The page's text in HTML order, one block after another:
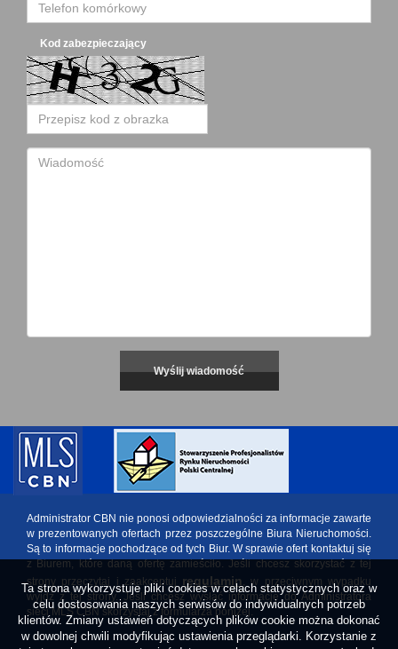
Kod zabezpieczający
Administrator CBN nie ponosi odpowiedzialności za informacje zawarte
w prezentowanych ofertach przez poszczególne Biura Nieruchomości.
Są to informacje pochodzące od tych Biur. W sprawie ofert kontaktuj się
z Biurem, które daną ofertę zamieściło. Jeśli chcesz skorzystać z tej
strony przeczytaj i zaakceptuj regulamin, w przeciwnym wypadku
wyjdź z tej strony. Jeśli chcesz wysłać informację do Administratora
sieci MLS CBN skorzystaj z formularza poniżej.
Ta strona wykorzystuje pliki cookies w celach statystycznych oraz w
celu dostosowania naszych serwisów do indywidualnych potrzeb
klientów. Zmiany ustawień dotyczących plików cookie można dokonać
w dowolnej chwili modyfikując ustawienia przeglądarki. Korzystanie z